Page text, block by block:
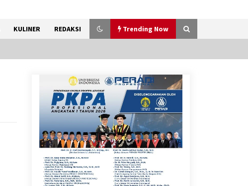
KULINER REDAKSI Trending Now
Timnas Indonesia Diharapkan
Bangkit Usai Takluk dari
Vietnam di Piala AFF 2026
8 Agustus 2026
12 Coklat Terbaik dan Enak di
Pasaran
8 Agustus 2026